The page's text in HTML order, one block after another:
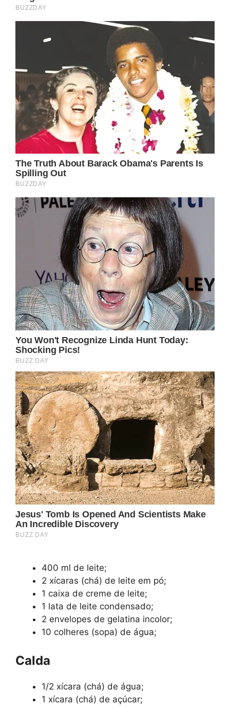
400 ml de leite;
2 xícaras (chá) de leite em pó;
1 caixa de creme de leite;
1 lata de leite condensado;
2 envelopes de gelatina incolor;
10 colheres (sopa) de água;
Calda
1/2 xícara (chá) de água;
1 xícara (chá) de açúcar;